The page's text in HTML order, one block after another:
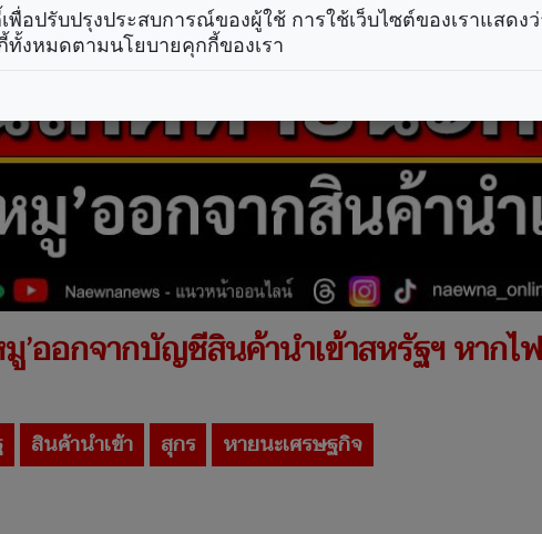
’ออกจากบัญชีสินค้านำเข้าสหรัฐฯ หากไ
สินค้านำเข้า สุกร หายนะเศรษฐกิจ
พื่อปรับปรุงประสบการณ์ของผู้ใช้ การใช้เว็บไซต์ของเราแสดง
งหมดตามนโยบายคุกกี้ของเรา